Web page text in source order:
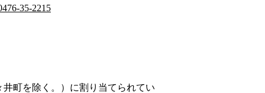
35-2215
町を除く。） に割り当てられてい